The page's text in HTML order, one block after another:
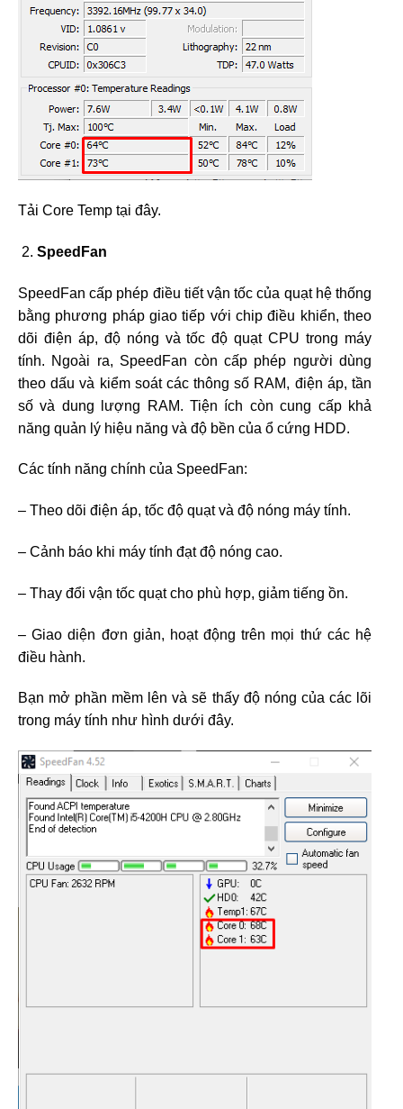
Tải Core Temp tại đây.
SpeedFan
SpeedFan cấp phép điều tiết vận tốc của quạt hệ thống
bằng phương pháp giao tiếp với chip điều khiển, theo
dõi điện áp, độ nóng và tốc độ quạt CPU trong máy
tính. Ngoài ra, SpeedFan còn cấp phép người dùng
theo dấu và kiểm soát các thông số RAM, điện áp, tần
số và dung lượng RAM. Tiện ích còn cung cấp khả
năng quản lý hiệu năng và độ bền của ổ cứng HDD.
Các tính năng chính của SpeedFan:
– Theo dõi điện áp, tốc độ quạt và độ nóng máy tính.
– Cảnh báo khi máy tính đạt độ nóng cao.
– Thay đổi vận tốc quạt cho phù hợp, giảm tiếng ồn.
– Giao diện đơn giản, hoạt động trên mọi thứ các hệ
điều hành.
Bạn mở phần mềm lên và sẽ thấy độ nóng của các lõi
trong máy tính như hình dưới đây.